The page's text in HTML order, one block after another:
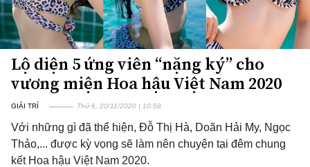
Lộ diện 5 ứng viên “nặng ký” cho
vương miện Hoa hậu Việt Nam 2020
GIẢI TRÍ Thứ 6, 20/11/2020 | 10:58
Với những gì đã thể hiện, Đỗ Thị Hà, Doãn Hải My, Ngọc
Thảo,... được kỳ vọng sẽ làm nên chuyện tại đêm chung
kết Hoa hậu Việt Nam 2020.